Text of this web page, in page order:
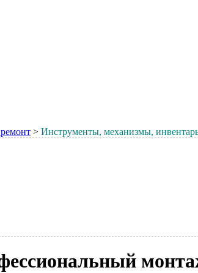
> Инструменты, механизмы,